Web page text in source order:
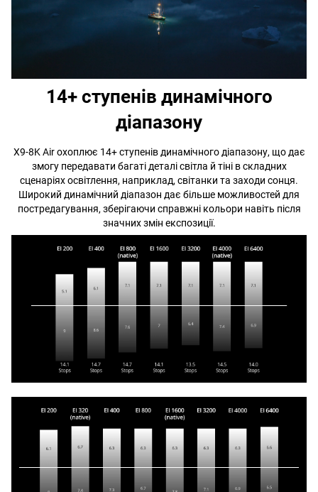
14+ ступенів динамічного
діапазону
X9-8K Air охоплює 14+ ступенів динамічного діапазону, що дає
змогу передавати багаті деталі світла й тіні в складних
сценаріях освітлення, наприклад, світанки та заходи сонця.
Широкий динамічний діапазон дає більше можливостей для
постредагування, зберігаючи справжні кольори навіть після
значних змін експозиції.